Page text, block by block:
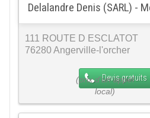
Delalandre Denis (SARL) -
111 ROUTE D ESCLATOT
76280 Angerville-l'orcher
Devis gratuits